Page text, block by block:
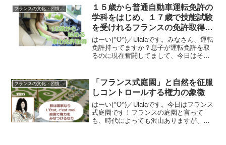
するためレストランは閉鎖されています
が、違法に開...
フランスの文化・習慣を知る
１５歳から普通自動車運転免許の
学科をはじめ、１７歳で技能試験
を受けれるフランスの免許取得の
仕組み
はーい(^O^)／Ulalaです。みなさん、運転
免許持ってますか？息子が運転免許を取
るのに現在奮闘してまして、今日はその
免許に切り替えすることができるので安
心ですが、日...
フランスの文化・習慣を知る
「フランス式庭園」と自然を征服
しコントロールする権力の象徴
はーい(^O^)／Ulalaです。今日はフランス
式庭園です！フランスの庭園と言って
も、時代によっても沢山ありますが、今